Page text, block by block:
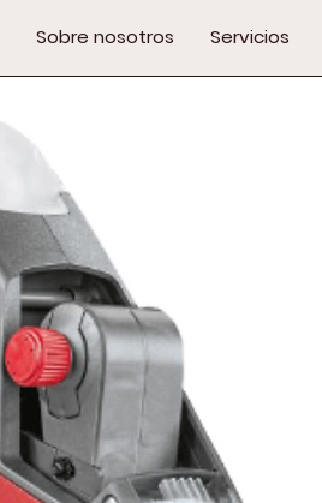
Sobre nosotros Servicios